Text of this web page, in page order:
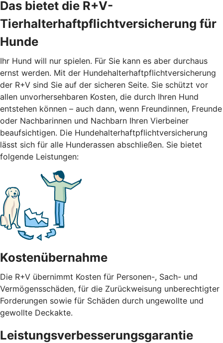
Das bietet die R+V-
Tierhalterhaftpflichtversicherung für
Hunde
Ihr Hund will nur spielen. Für Sie kann es aber durchaus
ernst werden. Mit der Hundehalterhaftpflichtversicherung
der R+V sind Sie auf der sicheren Seite. Sie schützt vor
allen unvorhersehbaren Kosten, die durch Ihren Hund
entstehen können – auch dann, wenn Freundinnen, Freunde
oder Nachbarinnen und Nachbarn Ihren Vierbeiner
beaufsichtigen. Die Hundehalterhaftpflichtversicherung
lässt sich für alle Hunderassen abschließen. Sie bietet
folgende Leistungen:
Kostenübernahme
Die R+V übernimmt Kosten für Personen-, Sach- und
Vermögensschäden, für die Zurückweisung unberechtigter
Forderungen sowie für Schäden durch ungewollte und
gewollte Deckakte.
Leistungsverbesserungsgarantie